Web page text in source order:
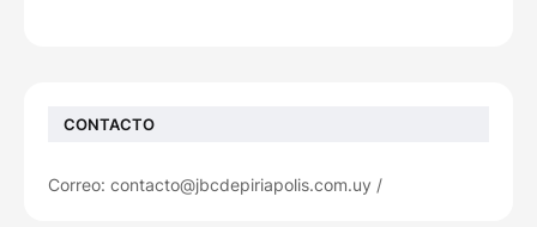
CONTACTO
Correo: contacto@jbcdepiriapolis.com.uy /